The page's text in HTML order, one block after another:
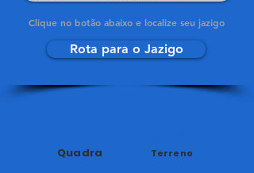
Clique no botão abaixo e localize seu jazigo
Rota para o Jazigo
Quadra Terreno